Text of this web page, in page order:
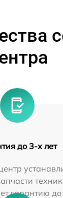
до 3-х лет
гарантию до